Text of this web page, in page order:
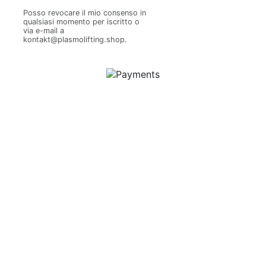
Posso revocare il mio consenso in
qualsiasi momento per iscritto o
via e-mail a
kontakt@plasmolifting.shop.